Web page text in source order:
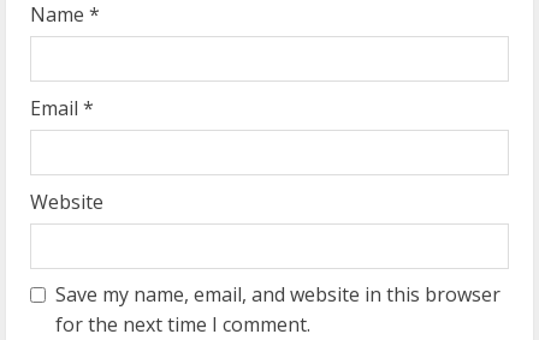
Name *
Email *
Website
Save my name, email, and website in this browser
for the next time I comment.